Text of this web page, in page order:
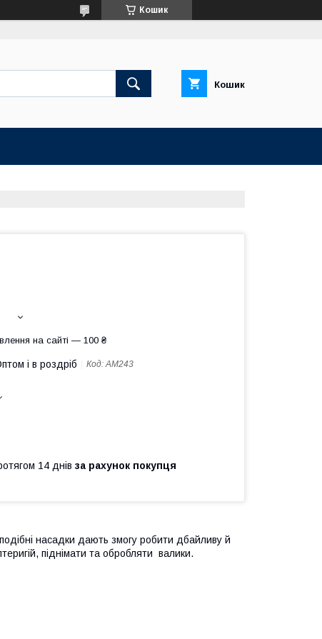
Кошик
Кошик
на сайті — 100 ₴
і в роздріб Код:АМ243
14 днів за рахунок покупця
насадки дають змогу робити дбайливу й
піднімати та обробляти валики.